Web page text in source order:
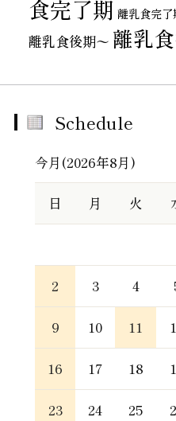
食完了期 離乳食完了
離乳食後期〜 離乳
Schedule
今月(2026年8月)
日 月 火
2 3 4
9 10 11
16 17 18
23 24 25